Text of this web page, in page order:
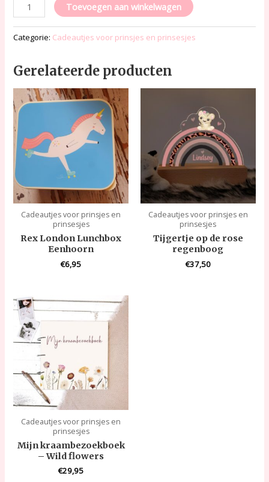
Toevoegen aan winkelwagen
Categorie: Cadeautjes voor prinsjes en prinsesjes
Gerelateerde producten
Cadeautjes voor prinsjes en
prinsesjes
Rex London Lunchbox
Eenhoorn
€6,95
Cadeautjes voor prinsjes en
prinsesjes
Tijgertje op de rose
regenboog
€37,50
Cadeautjes voor prinsjes en
prinsesjes
Mijn kraambezoekboek
– Wild flowers
€29,95